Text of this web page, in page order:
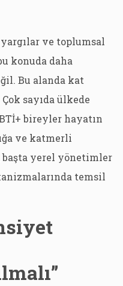
ve toplumsal
konuda daha
Bu alanda kat
sayıda ülkede
bireyler hayatın
ve katmerli
yerel yönetimler
temsil